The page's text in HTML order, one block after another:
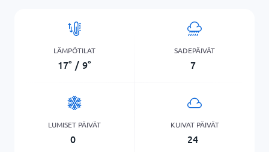
LÄMPÖTILAT
17° / 9°
SADEPÄIVÄT
7
LUMISET PÄIVÄT
0
KUIVAT PÄIVÄT
24